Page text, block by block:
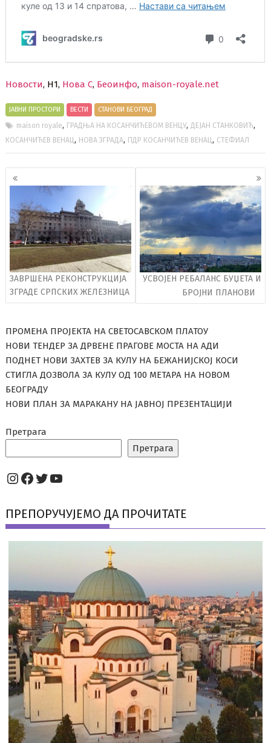
Новости, Н1, Нова С, Беоинфо, maison-royale.net
ЈАВНИ ПРОСТОРИ ВЕСТИ СТАНОВИ БЕОГРАД
maison royale, ГРАДЊА НА КОСАНЧИЋЕВОМ ВЕНЦУ,ДЕЈАН СТАНКОВИЋ,
КОСАНЧИЋЕВ ВЕНАЦ, НОВА ЗГРАДА, ПДР КОСАНЧИЋЕВ ВЕНАЦ, СТЕФИАЛ
Кретање
чланака
ЗАВРШЕНА РЕКОНСТРУКЦИЈА
ЗГРАДЕ СРПСКИХ ЖЕЛЕЗНИЦА
УСВОЈЕН РЕБАЛАНС БУЏЕТА И
БРОЈНИ ПЛАНОВИ
ПРОМЕНА ПРОЈЕКТА НА СВЕТОСАВСКОМ ПЛАТОУ
НОВИ ТЕНДЕР ЗА ДРВЕНЕ ПРАГОВЕ МОСТА НА АДИ
ПОДНЕТ НОВИ ЗАХТЕВ ЗА КУЛУ НА БЕЖАНИЈСКОЈ КОСИ
СТИГЛА ДОЗВОЛА ЗА КУЛУ ОД 100 МЕТАРА НА НОВОМ
БЕОГРАДУ
НОВИ ПЛАН ЗА МАРАКАНУ НА ЈАВНОЈ ПРЕЗЕНТАЦИЈИ
Претрага
Претрага
Instagram
Facebook
Twitter
YouTube
ПРЕПОРУЧУЈЕМО ДА ПРОЧИТАТЕ